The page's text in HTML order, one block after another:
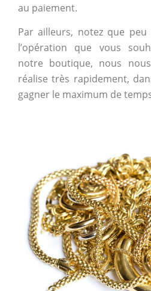
au paiement.
Par ailleurs, notez que
l’opération que vous
notre boutique, nous
réalise très rapidement,
gagner le maximum de